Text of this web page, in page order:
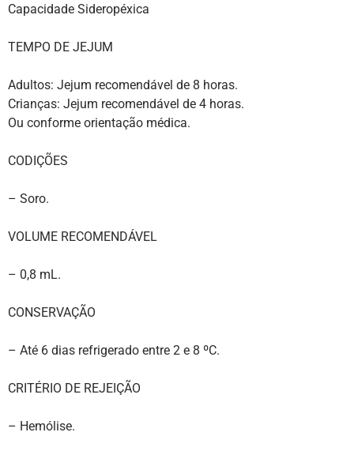
Capacidade Sideropéxica
TEMPO DE JEJUM
Adultos: Jejum recomendável de 8 horas.
Crianças: Jejum recomendável de 4 horas.
Ou conforme orientação médica.
CODIÇÕES
– Soro.
VOLUME RECOMENDÁVEL
– 0,8 mL.
CONSERVAÇÃO
– Até 6 dias refrigerado entre 2 e 8 ºC.
CRITÉRIO DE REJEIÇÃO
– Hemólise.